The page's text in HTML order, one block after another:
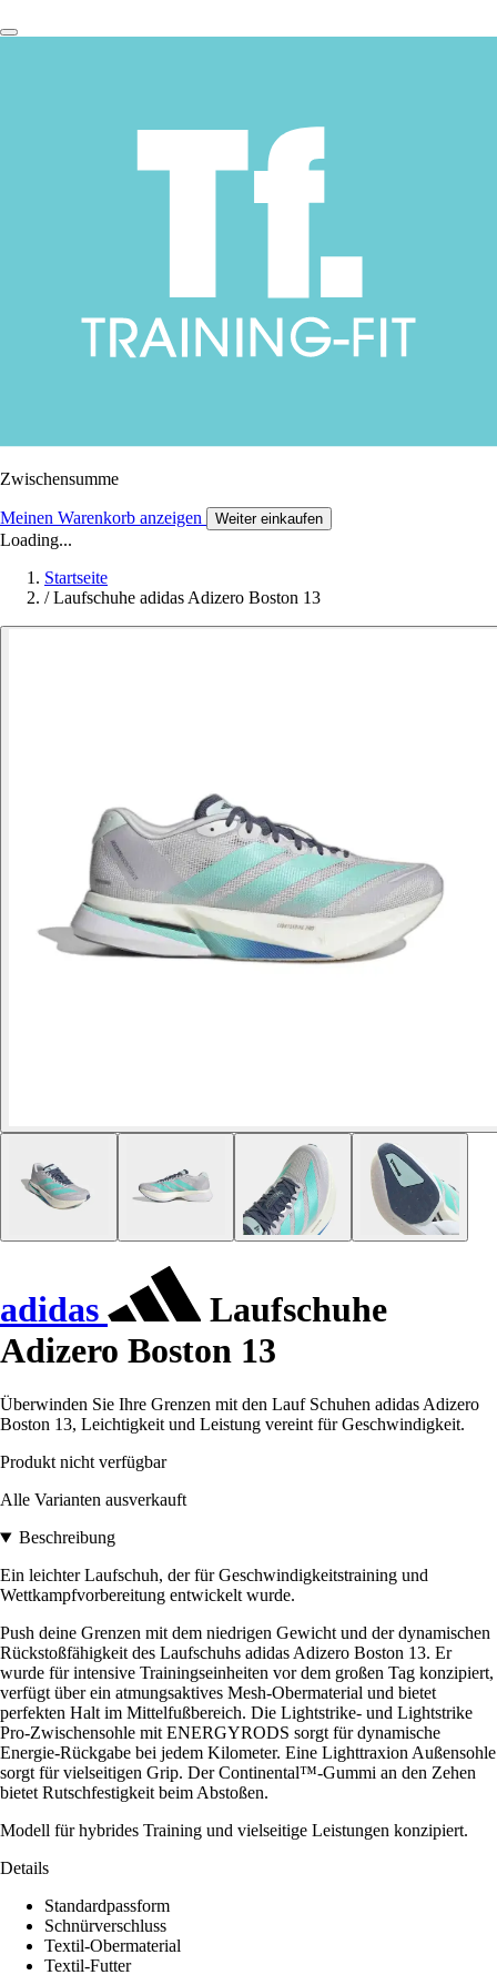
Zwischensumme
Meinen Warenkorb anzeigen Weiter einkaufen
Loading...
Startseite
/ Laufschuhe adidas Adizero Boston 13
adidas
Laufschuhe
Adizero Boston 13
Überwinden Sie Ihre Grenzen mit den Lauf Schuhen adidas Adizero
Boston 13, Leichtigkeit und Leistung vereint für Geschwindigkeit.
Produkt nicht verfügbar
Alle Varianten ausverkauft
Beschreibung
Ein leichter Laufschuh, der für Geschwindigkeitstraining und
Wettkampfvorbereitung entwickelt wurde.
Push deine Grenzen mit dem niedrigen Gewicht und der dynamischen
Rückstoßfähigkeit des Laufschuhs adidas Adizero Boston 13. Er
wurde für intensive Trainingseinheiten vor dem großen Tag konzipiert,
verfügt über ein atmungsaktives Mesh-Obermaterial und bietet
perfekten Halt im Mittelfußbereich. Die Lightstrike- und Lightstrike
Pro-Zwischensohle mit ENERGYRODS sorgt für dynamische
Energie-Rückgabe bei jedem Kilometer. Eine Lighttraxion Außensohle
sorgt für vielseitigen Grip. Der Continental™-Gummi an den Zehen
bietet Rutschfestigkeit beim Abstoßen.
Modell für hybrides Training und vielseitige Leistungen konzipiert.
Details
Standardpassform
Schnürverschluss
Textil-Obermaterial
Textil-Futter